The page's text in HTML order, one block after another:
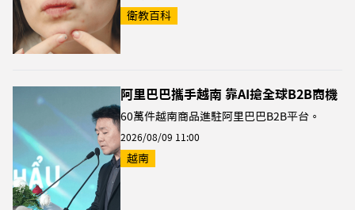
衛教百科
阿里巴巴攜手越南 靠AI搶全球B2B商機
60萬件越南商品進駐阿里巴巴B2B平台。
2026/08/09 11:00
越南